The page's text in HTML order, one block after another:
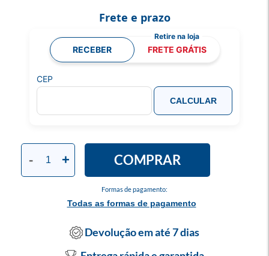
Formas de pagamento:
Todas as formas de pagamento
- + COMPRAR
Frete e prazo
RECEBER FRETE GRÁTIS
CEP
CALCULAR
Devolução em até 7 dias